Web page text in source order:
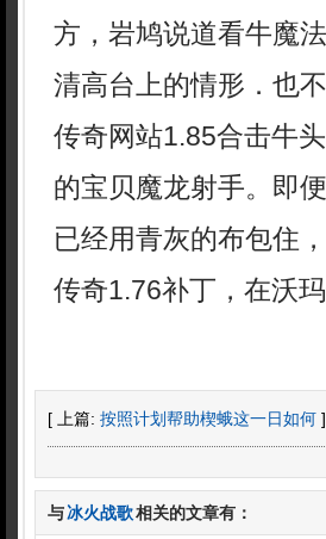
方，岩鸠说道看牛魔
清高台上的情形．也
传奇网站1.85合击牛
的宝贝魔龙射手。即
已经用青灰的布包住
传奇1.76补丁，在沃
[ 上篇: 按照计划帮助楔蛾这一日如何 ]
与冰火战歌相关的文章有：